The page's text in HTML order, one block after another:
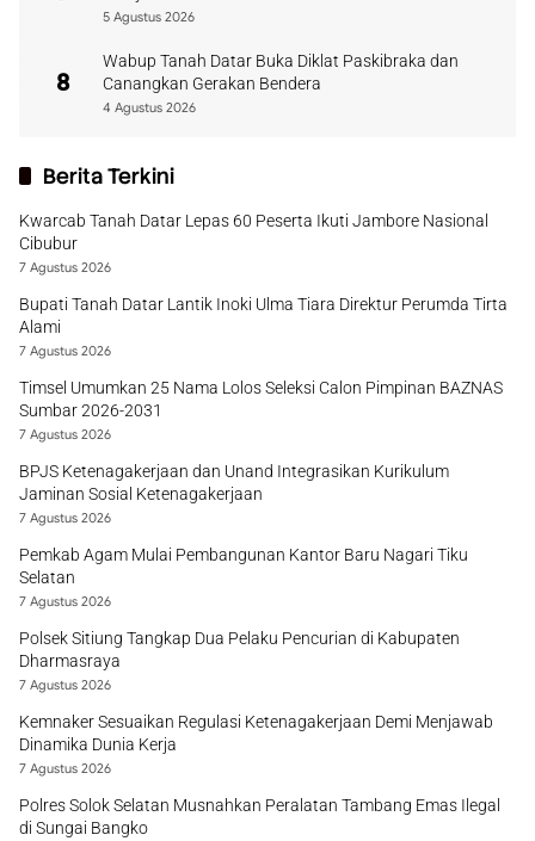
5 Agustus 2026
8
Wabup Tanah Datar Buka Diklat Paskibraka dan
Canangkan Gerakan Bendera
4 Agustus 2026
Berita Terkini
Kwarcab Tanah Datar Lepas 60 Peserta Ikuti Jambore Nasional
Cibubur
7 Agustus 2026
Bupati Tanah Datar Lantik Inoki Ulma Tiara Direktur Perumda Tirta
Alami
7 Agustus 2026
Timsel Umumkan 25 Nama Lolos Seleksi Calon Pimpinan BAZNAS
Sumbar 2026-2031
7 Agustus 2026
BPJS Ketenagakerjaan dan Unand Integrasikan Kurikulum
Jaminan Sosial Ketenagakerjaan
7 Agustus 2026
Pemkab Agam Mulai Pembangunan Kantor Baru Nagari Tiku
Selatan
7 Agustus 2026
Polsek Sitiung Tangkap Dua Pelaku Pencurian di Kabupaten
Dharmasraya
7 Agustus 2026
Kemnaker Sesuaikan Regulasi Ketenagakerjaan Demi Menjawab
Dinamika Dunia Kerja
7 Agustus 2026
Polres Solok Selatan Musnahkan Peralatan Tambang Emas Ilegal
di Sungai Bangko